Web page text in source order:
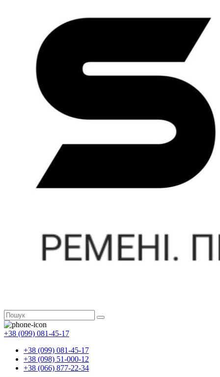
+38 (099) 081-45-17
+38 (099) 081-45-17
+38 (098) 51-000-12
+38 (066) 877-22-34